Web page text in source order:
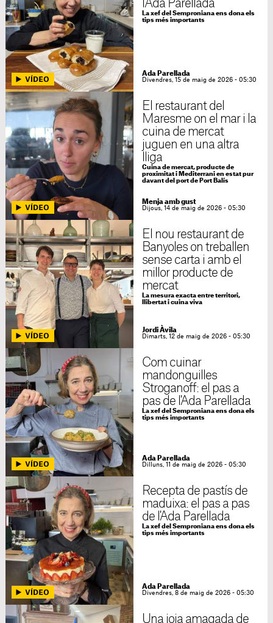
l'Ada Parellada
La xef del Semproniana ens dona els
tips més importants
Ada Parellada
Divendres, 15 de maig de 2026 - 05:30
El restaurant del
Maresme on el mar i la
cuina de mercat
juguen en una altra
lliga
Cuina de mercat, producte de
proximitat i Mediterrani en estat pur
davant del port de Port Balís
Menja amb gust
Dijous, 14 de maig de 2026 - 05:30
El nou restaurant de
Banyoles on treballen
sense carta i amb el
millor producte de
mercat
La mesura exacta entre territori,
llibertat i cuina viva
Jordi Àvila
Dimarts, 12 de maig de 2026 - 05:30
Com cuinar
mandonguilles
Stroganoff: el pas a
pas de l'Ada Parellada
La xef del Semproniana ens dona els
tips més importants
Ada Parellada
Dilluns, 11 de maig de 2026 - 05:30
Recepta de pastís de
maduixa: el pas a pas
de l'Ada Parellada
La xef del Semproniana ens dona els
tips més importants
Ada Parellada
Divendres, 8 de maig de 2026 - 05:30
Una joia amagada de